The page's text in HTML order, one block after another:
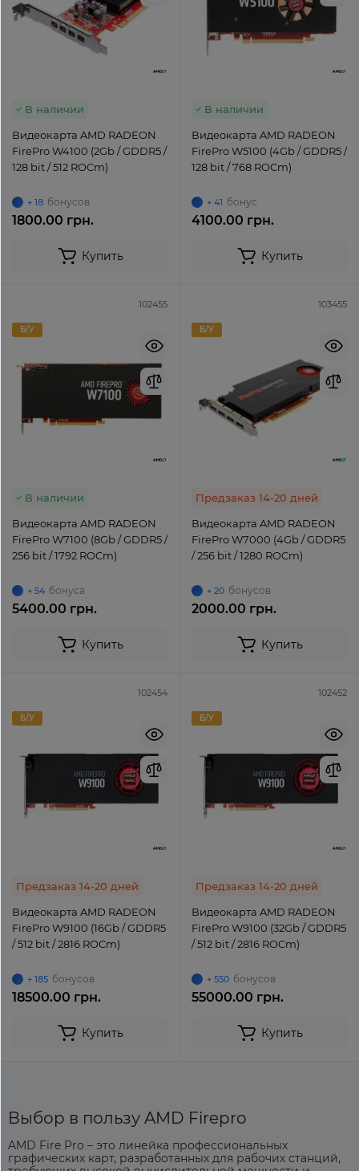
В наличии
Видеокарта AMD RADEON
FirePro W4100 (2Gb / GDDR5 /
128 bit / 512 ROCm)
+ 18 бонусов
1800.00 грн.
Купить
В наличии
Видеокарта AMD RADEON
FirePro W5100 (4Gb / GDDR5 /
128 bit / 768 ROCm)
+ 41 бонус
4100.00 грн.
Купить
102455
Б/У
В наличии
Видеокарта AMD RADEON
FirePro W7100 (8Gb / GDDR5 /
256 bit / 1792 ROCm)
+ 54 бонуса
5400.00 грн.
Купить
103455
Б/У
Предзаказ 14-20 дней
Видеокарта AMD RADEON
FirePro W7000 (4Gb / GDDR5
/ 256 bit / 1280 ROCm)
+ 20 бонусов
2000.00 грн.
Купить
102454
Б/У
Предзаказ 14-20 дней
Видеокарта AMD RADEON
FirePro W9100 (16Gb / GDDR5
/ 512 bit / 2816 ROCm)
+ 185 бонусов
18500.00 грн.
Купить
102452
Б/У
Предзаказ 14-20 дней
Видеокарта AMD RADEON
FirePro W9100 (32Gb / GDDR5
/ 512 bit / 2816 ROCm)
+ 550 бонусов
55000.00 грн.
Купить
Выбор в пользу AMD Firepro
AMD Fire Pro – это линейка профессиональных
графических карт, разработанных для рабочих станций,